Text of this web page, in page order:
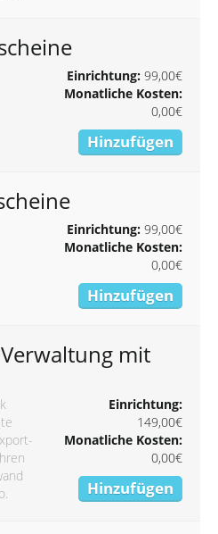
Einrichtung:99,00€
Monatliche Kosten:
0,00€
Hinzufügen
Einrichtung:99,00€
Monatliche Kosten:
0,00€
Hinzufügen
mit
Einrichtung:
149,00€
Monatliche Kosten:
0,00€
Hinzufügen